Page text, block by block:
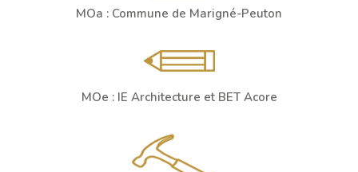
MOa : Commune de Marigné-Peuton
MOe : IE Architecture et BET Acore